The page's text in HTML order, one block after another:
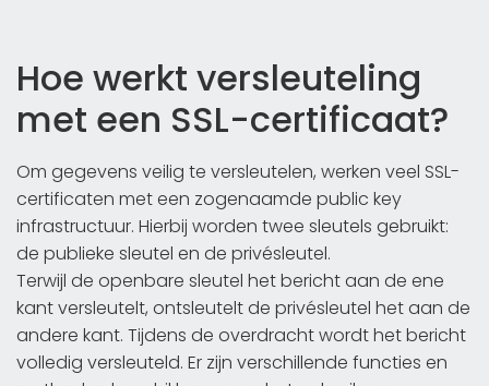
Hoe werkt versleuteling
met een SSL-certificaat?
Om gegevens veilig te versleutelen, werken veel SSL-
certificaten met een zogenaamde public key
infrastructuur. Hierbij worden twee sleutels gebruikt:
de publieke sleutel en de privésleutel.
Terwijl de openbare sleutel het bericht aan de ene
kant versleutelt, ontsleutelt de privésleutel het aan de
andere kant. Tijdens de overdracht wordt het bericht
volledig versleuteld. Er zijn verschillende functies en